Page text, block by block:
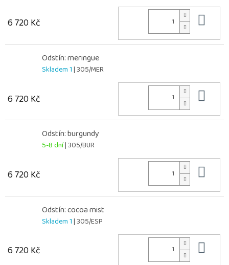
6 720 Kč
Odstín: meringue
Skladem 1| 305/MER
6 720 Kč
Odstín: burgundy
5-8 dní| 305/BUR
6 720 Kč
Odstín: cocoa mist
Skladem 1| 305/ESP
6 720 Kč